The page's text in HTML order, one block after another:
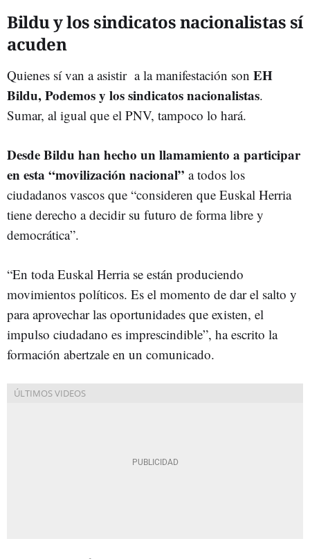
Bildu y los sindicatos nacionalistas sí
acuden
Quienes sí van a asistir a la manifestación son EH
Bildu, Podemos y los sindicatos nacionalistas.
Sumar, al igual que el PNV, tampoco lo hará.
Desde Bildu han hecho un llamamiento a participar
en esta “movilización nacional” a todos los
ciudadanos vascos que “consideren que Euskal Herria
tiene derecho a decidir su futuro de forma libre y
democrática”.
“En toda Euskal Herria se están produciendo
movimientos políticos. Es el momento de dar el salto y
para aprovechar las oportunidades que existen, el
impulso ciudadano es imprescindible”, ha escrito la
formación abertzale en un comunicado.